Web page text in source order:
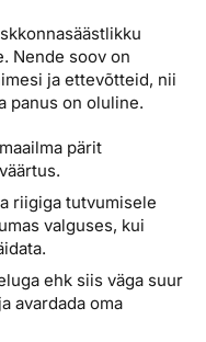
Nende soov on
ja ettevõtteid, nii
panus on oluline.
pärit
riigiga tutvumisele
valguses, kui
ehk siis väga suur
avardada oma